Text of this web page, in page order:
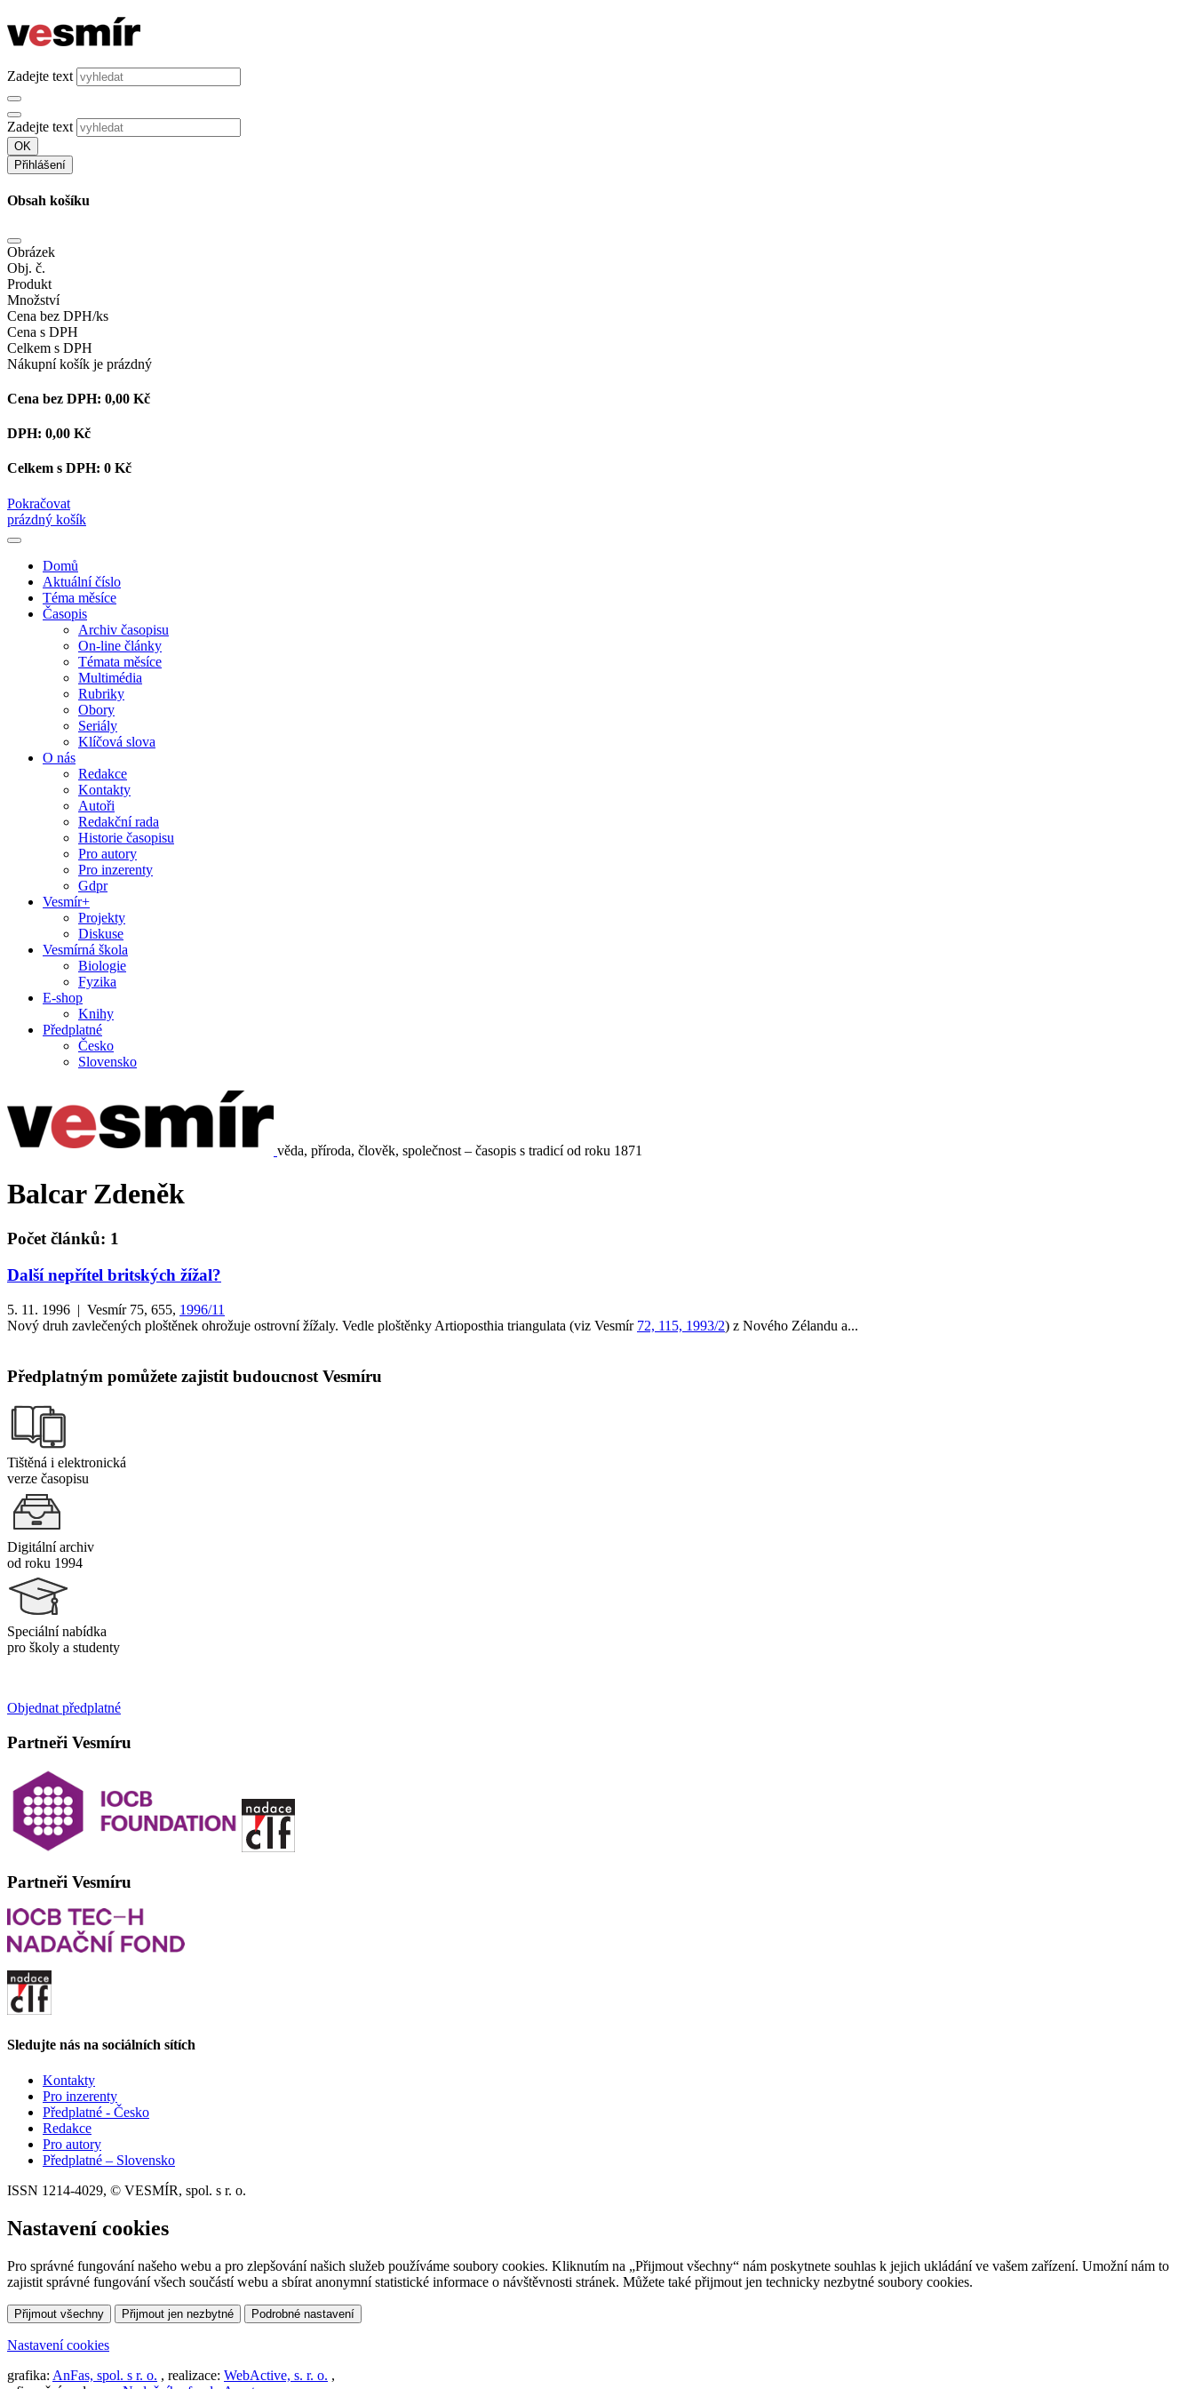
Zadejte text
Zadejte text
OK
Přihlášení
Obsah košíku
Obrázek
Obj. č.
Produkt
Množství
Cena bez DPH/ks
Cena s DPH
Celkem s DPH
Nákupní košík je prázdný
Cena bez DPH: 0,00 Kč
DPH: 0,00 Kč
Celkem s DPH: 0 Kč
Pokračovat
prázdný košík
Domů
Aktuální číslo
Téma měsíce
Časopis
Archiv časopisu
On-line články
Témata měsíce
Multimédia
Rubriky
Obory
Seriály
Klíčová slova
O nás
Redakce
Kontakty
Autoři
Redakční rada
Historie časopisu
Pro autory
Pro inzerenty
Gdpr
Vesmír+
Projekty
Diskuse
Vesmírná škola
Biologie
Fyzika
E-shop
Knihy
Předplatné
Česko
Slovensko
věda, příroda, člověk, společnost – časopis s tradicí od roku 1871
Balcar Zdeněk
Počet článků: 1
Další nepřítel britských žížal?
5. 11. 1996 | Vesmír 75, 655, 1996/11
Nový druh zavlečených ploštěnek ohrožuje ostrovní žížaly. Vedle ploštěnky Artioposthia triangulata (viz Vesmír 72, 115, 1993/2) z Nového Zélandu a...
Předplatným pomůžete zajistit budoucnost Vesmíru
Tištěná i elektronická
verze časopisu
Digitální archiv
od roku 1994
Speciální nabídka
pro školy a studenty
Objednat předplatné
Partneři Vesmíru
Partneři Vesmíru
Sledujte nás na sociálních sítích
Kontakty
Pro inzerenty
Předplatné - Česko
Redakce
Pro autory
Předplatné – Slovensko
ISSN 1214-4029, © VESMÍR, spol. s r. o.
Nastavení cookies
Pro správné fungování našeho webu a pro zlepšování našich služeb používáme soubory cookies. Kliknutím na „Přijmout všechny“ nám poskytnete souhlas k jejich ukládání ve vašem zařízení. Umožní nám to
zajistit správné fungování všech součástí webu a sbírat anonymní statistické informace o návštěvnosti stránek. Můžete také přijmout jen technicky nezbytné soubory cookies.
Přijmout všechny Přijmout jen nezbytné Podrobné nastavení
Nastavení cookies
grafika: AnFas, spol. s r. o. , realizace: WebActive, s. r. o. ,